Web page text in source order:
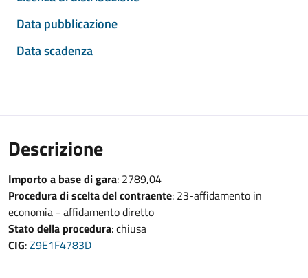
Data pubblicazione
Data scadenza
Descrizione
Importo a base di gara: 2789,04
Procedura di scelta del contraente: 23-affidamento in
economia - affidamento diretto
Stato della procedura: chiusa
CIG:Z9E1F4783D